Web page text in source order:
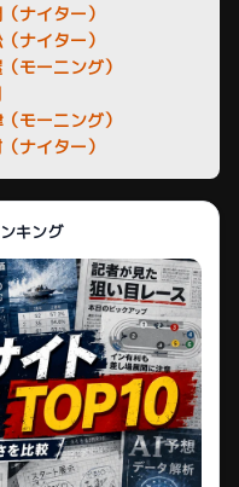
ナイター）
ナイター）
モーニング）
モーニング）
ナイター）
キング